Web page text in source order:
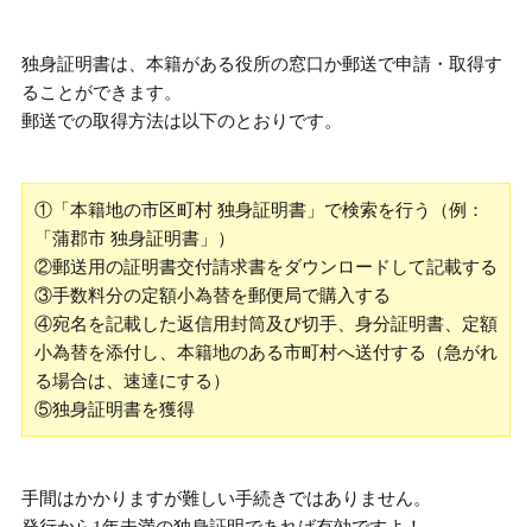
独身証明書は、本籍がある役所の窓口か郵送で申請・取得す
ることができます。
郵送での取得方法は以下のとおりです。
①「本籍地の市区町村 独身証明書」で検索を行う（例：
「蒲郡市 独身証明書」）
②郵送用の証明書交付請求書をダウンロードして記載する
③手数料分の定額小為替を郵便局で購入する
④宛名を記載した返信用封筒及び切手、身分証明書、定額
小為替を添付し、本籍地のある市町村へ送付する（急がれ
る場合は、速達にする）
⑤独身証明書を獲得
手間はかかりますが難しい手続きではありません。